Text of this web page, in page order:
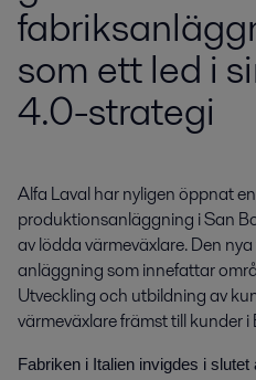
som ett led i
4.0-strategi
Alfa Laval har nyligen öppnat
produktionsanläggning i San
av lödda värmeväxlare. Den
anläggning som innefattar
Utveckling och utbildning av
värmeväxlare främst till kunder i
Fabriken i Italien invigdes i